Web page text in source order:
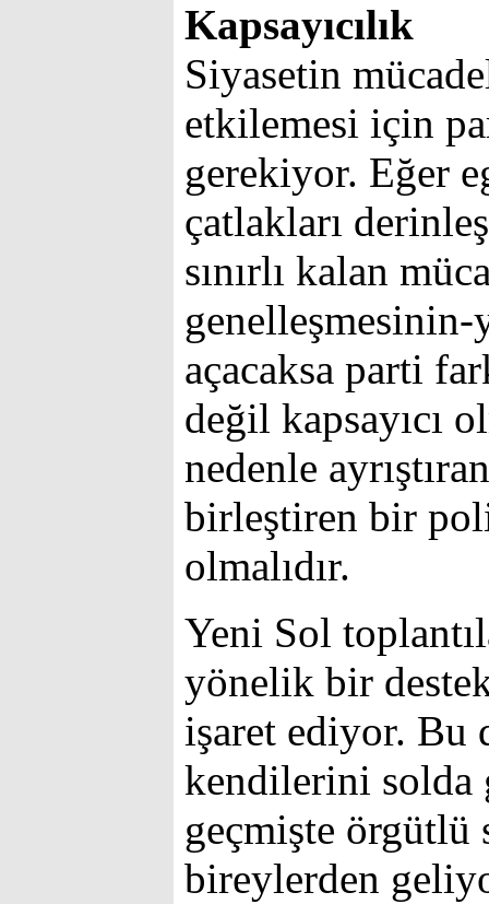
Kapsayıcılık
Siyasetin
etkilemesi için
gerekiyor. Eğer
çatlakları
sınırlı kalan
genelleşmesinin-
açacaksa parti
değil kapsayıcı
nedenle
birleştiren bir
olmalıdır.
Yeni Sol
yönelik bir
işaret ediyor. Bu
kendilerini solda
geçmişte örgütlü
bireylerden